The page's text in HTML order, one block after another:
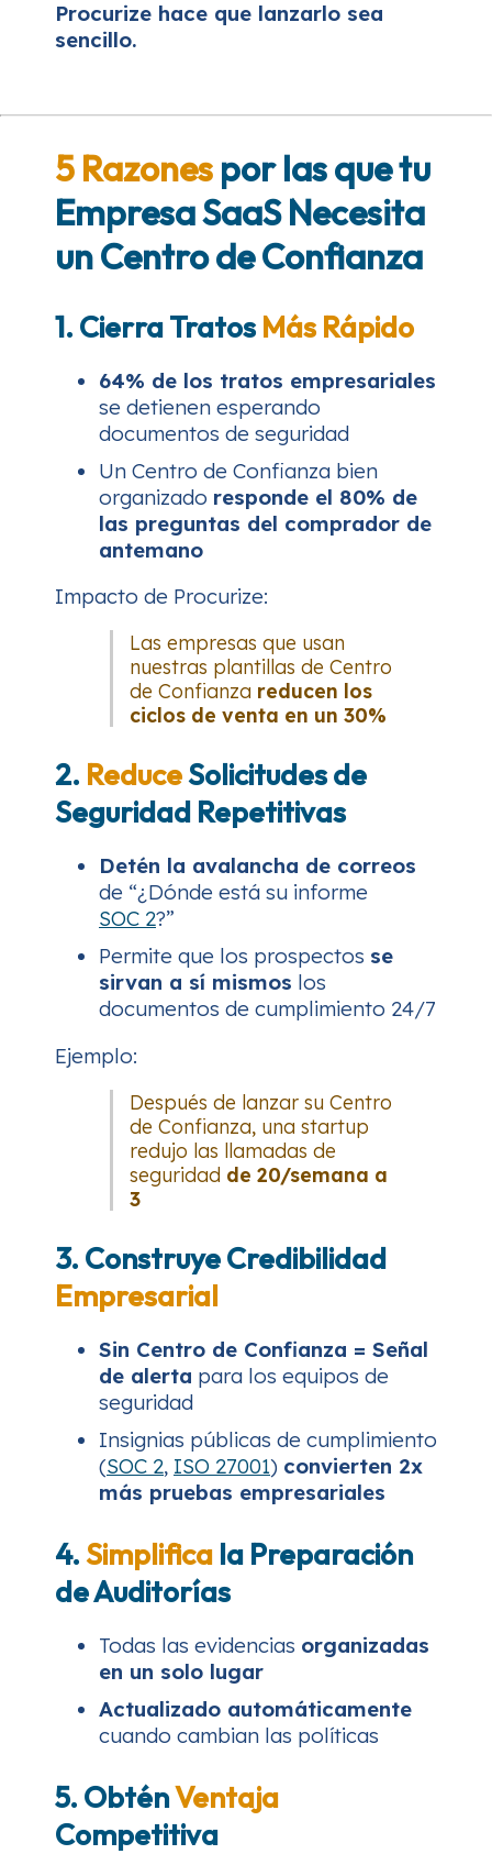
Procurize hace que lanzarlo sea
sencillo.
5 Razones por las que tu
Empresa SaaS Necesita
un Centro de Confianza
1. Cierra Tratos Más Rápido
64% de los tratos empresariales
se detienen esperando
documentos de seguridad
Un Centro de Confianza bien
organizado responde el 80% de
las preguntas del comprador de
antemano
Impacto de Procurize:
Las empresas que usan
nuestras plantillas de Centro
de Confianza reducen los
ciclos de venta en un 30%
2. ReduceSolicitudes de
Seguridad Repetitivas
Detén la avalancha de correos
de “¿Dónde está su informe
SOC 2?”
Permite que los prospectos se
sirvan a sí mismos los
documentos de cumplimiento 24/7
Ejemplo:
Después de lanzar su Centro
de Confianza, una startup
redujo las llamadas de
seguridad de 20/semana a
3
3. Construye Credibilidad
Empresarial
Sin Centro de Confianza = Señal
de alerta para los equipos de
seguridad
Insignias públicas de cumplimiento
(SOC 2, ISO 27001) convierten 2x
más pruebas empresariales
4.Simplifica la Preparación
de Auditorías
Todas las evidencias organizadas
en un solo lugar
Actualizado automáticamente
cuando cambian las políticas
5. ObténVentaja
Competitiva